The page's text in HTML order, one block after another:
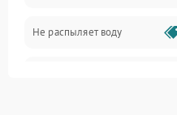
Программное обеспечение
Не распыляет воду